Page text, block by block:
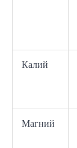
Калий
Магний